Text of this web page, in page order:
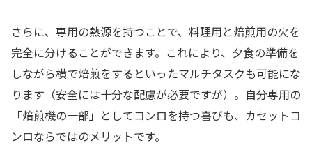
さらに、専用の熱源を持つことで、料理用と焙煎用の火を
完全に分けることができます。これにより、夕食の準備を
しながら横で焙煎をするといったマルチタスクも可能にな
ります（安全には十分な配慮が必要ですが）。自分専用の
「焙煎機の一部」としてコンロを持つ喜びも、カセットコ
ンロならではのメリットです。